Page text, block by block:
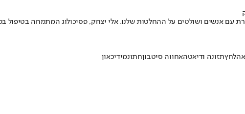
עם אנשים ושולטים על ההחלטות שלנו. אלי יצחק, פסיכולוג המתמחה בטיפול
לחץתזונה ודיאטהאחווה סיטבוןחתונמידיכאון